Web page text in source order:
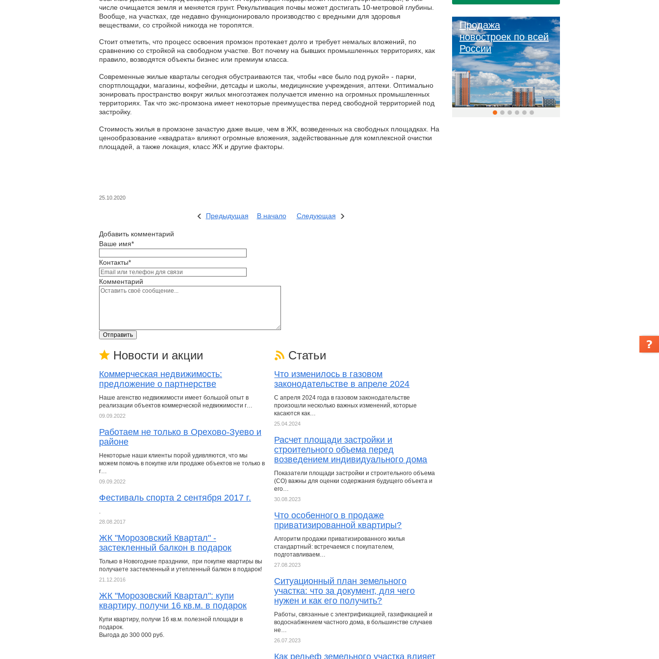
числе очищается земля и меняется грунт. Рекультивация почвы может достигать 10-метровой глубины.
Вообще, на участках, где недавно функционировало производство с вредными для здоровья
веществами, со стройкой никогда не торопятся.
Стоит отметить, что процесс освоения промзон протекает долго и требует немалых вложений, по
сравнению со стройкой на свободном участке. Вот почему на бывших промышленных территориях, как
правило, возводятся объекты бизнес или премиум класса.
Современные жилые кварталы сегодня обустраиваются так, чтобы «все было под рукой» - парки,
спортплощадки, магазины, кофейни, детсады и школы, медицинские учреждения, аптеки. Оптимально
зонировать пространство вокруг жилых многоэтажек получается именно на огромных промышленных
территориях. Так что экс-промзона имеет некоторые преимущества перед свободной территорией под
застройку.
Стоимость жилья в промзоне зачастую даже выше, чем в ЖК, возведенных на свободных площадках. На
ценообразование «квадрата» влияют огромные вложения, задействованные для комплексной очистки
площадей, а также локация, класс ЖК и другие факторы.
25.10.2020
Предыдущая В начало Следующая
Добавить комментарий
Ваше имя*
Контакты*
Комментарий
Отправить
Новости и акции
Коммерческая недвижимость:
предложение о партнерстве
Наше агенство недвижимости имеет большой опыт в
реализации объектов коммерческой недвижимости г…
09.09.2022
Работаем не только в Орехово-Зуево и
районе
Некоторые наши клиенты порой удивляются, что мы
можем помочь в покупке или продаже объектов не только в
г…
09.09.2022
Фестиваль спорта 2 сентября 2017 г.
.
28.08.2017
ЖК "Морозовский Квартал" -
застекленный балкон в подарок
Только в Новогодние праздники, при покупке квартиры вы
получаете застекленный и утепленный балкон в подарок!
21.12.2016
ЖК "Морозовский Квартал": купи
квартиру, получи 16 кв.м. в подарок
Купи квартиру, получи 16 кв.м. полезной площади в
подарок.
Выгода до 300 000 руб.
Статьи
Что изменилось в газовом
законодательстве в апреле 2024
С апреля 2024 года в газовом законодательстве
произошли несколько важных изменений, которые
касаются как…
25.04.2024
Расчет площади застройки и
строительного объема перед
возведением индивидуального дома
Показатели площади застройки и строительного объема
(СО) важны для оценки содержания будущего объекта и
его…
30.08.2023
Что особенного в продаже
приватизированной квартиры?
Алгоритм продажи приватизированного жилья
стандартный: встречаемся с покупателем,
подготавливаем…
27.08.2023
Ситуационный план земельного
участка: что за документ, для чего
нужен и как его получить?
Работы, связанные с электрификацией, газификацией и
водоснабжением частного дома, в большинстве случаев
не…
26.07.2023
Как рельеф земельного участка влияет
Продажа
новостроек по всей
России